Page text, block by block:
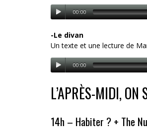
00:00
-Le divan
Un texte et une lecture de
00:00
L’APRÈS-MIDI, ON
14h – Habiter ? + The